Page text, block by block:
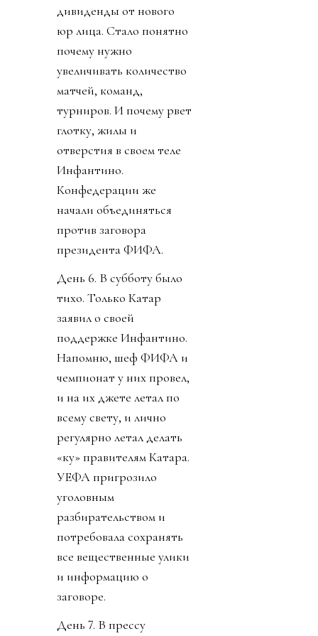
дивиденды от нового
юр лица. Стало понятно
почему нужно
увеличивать количество
матчей, команд,
турниров. И почему рвет
глотку, жилы и
отверстия в своем теле
Инфантино.
Конфедерации же
начали объединяться
против заговора
президента ФИФА.
День 6. В субботу было
тихо. Только Катар
заявил о своей
поддержке Инфантино.
Напомню, шеф ФИФА и
чемпионат у них провел,
и на их джете летал по
всему свету, и лично
регулярно летал делать
«ку» правителям Катара.
УЕФА пригрозило
уголовным
разбирательством и
потребовала сохранять
все вещественные улики
и информацию о
заговоре.
День 7. В прессу